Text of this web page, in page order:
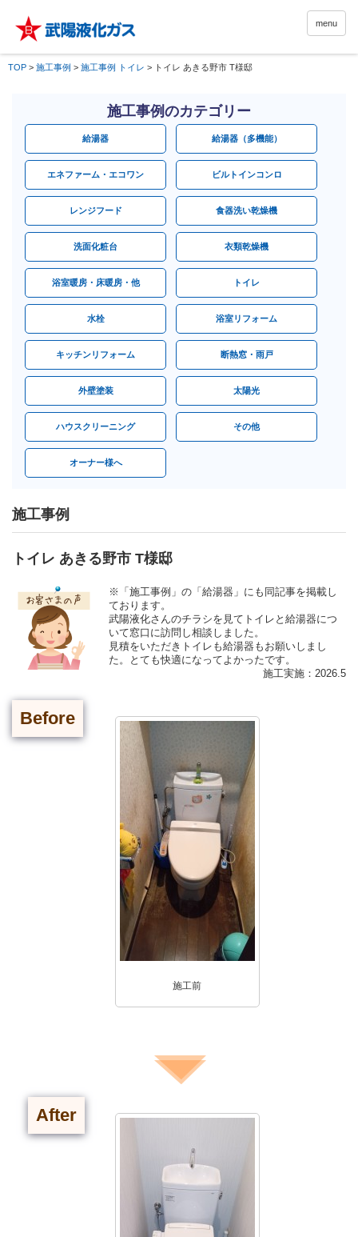
menu
TOP > 施工事例 > 施工事例 トイレ > トイレ あきる野市 T様邸
施工事例のカテゴリー
給湯器 給湯器（多機能）
エネファーム・エコワン ビルトインコンロ
レンジフード 食器洗い乾燥機
洗面化粧台 衣類乾燥機
浴室暖房・床暖房・他 トイレ
水栓 浴室リフォーム
キッチンリフォーム 断熱窓・雨戸
外壁塗装 太陽光
ハウスクリーニング その他
オーナー様へ
施工事例
トイレ あきる野市 T様邸
※「施工事例」の「給湯器」にも同記事を掲載し
ております。
武陽液化さんのチラシを見てトイレと給湯器につ
いて窓口に訪問し相談しました。
見積をいただきトイレも給湯器もお願いしまし
た。とても快適になってよかったです。
施工実施：2026.5
Before
施工前
After